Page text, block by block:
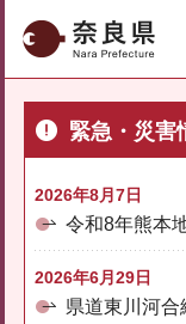
奈良県
緊急・災害
2026年8月7日
令和8年熊本
2026年6月29日
県道東川河